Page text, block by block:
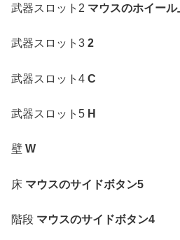
武器スロット2 マウスのホイール
武器スロット3 2
武器スロット4 C
武器スロット5 H
壁 W
床 マウスのサイドボタン5
階段 マウスのサイドボタン4